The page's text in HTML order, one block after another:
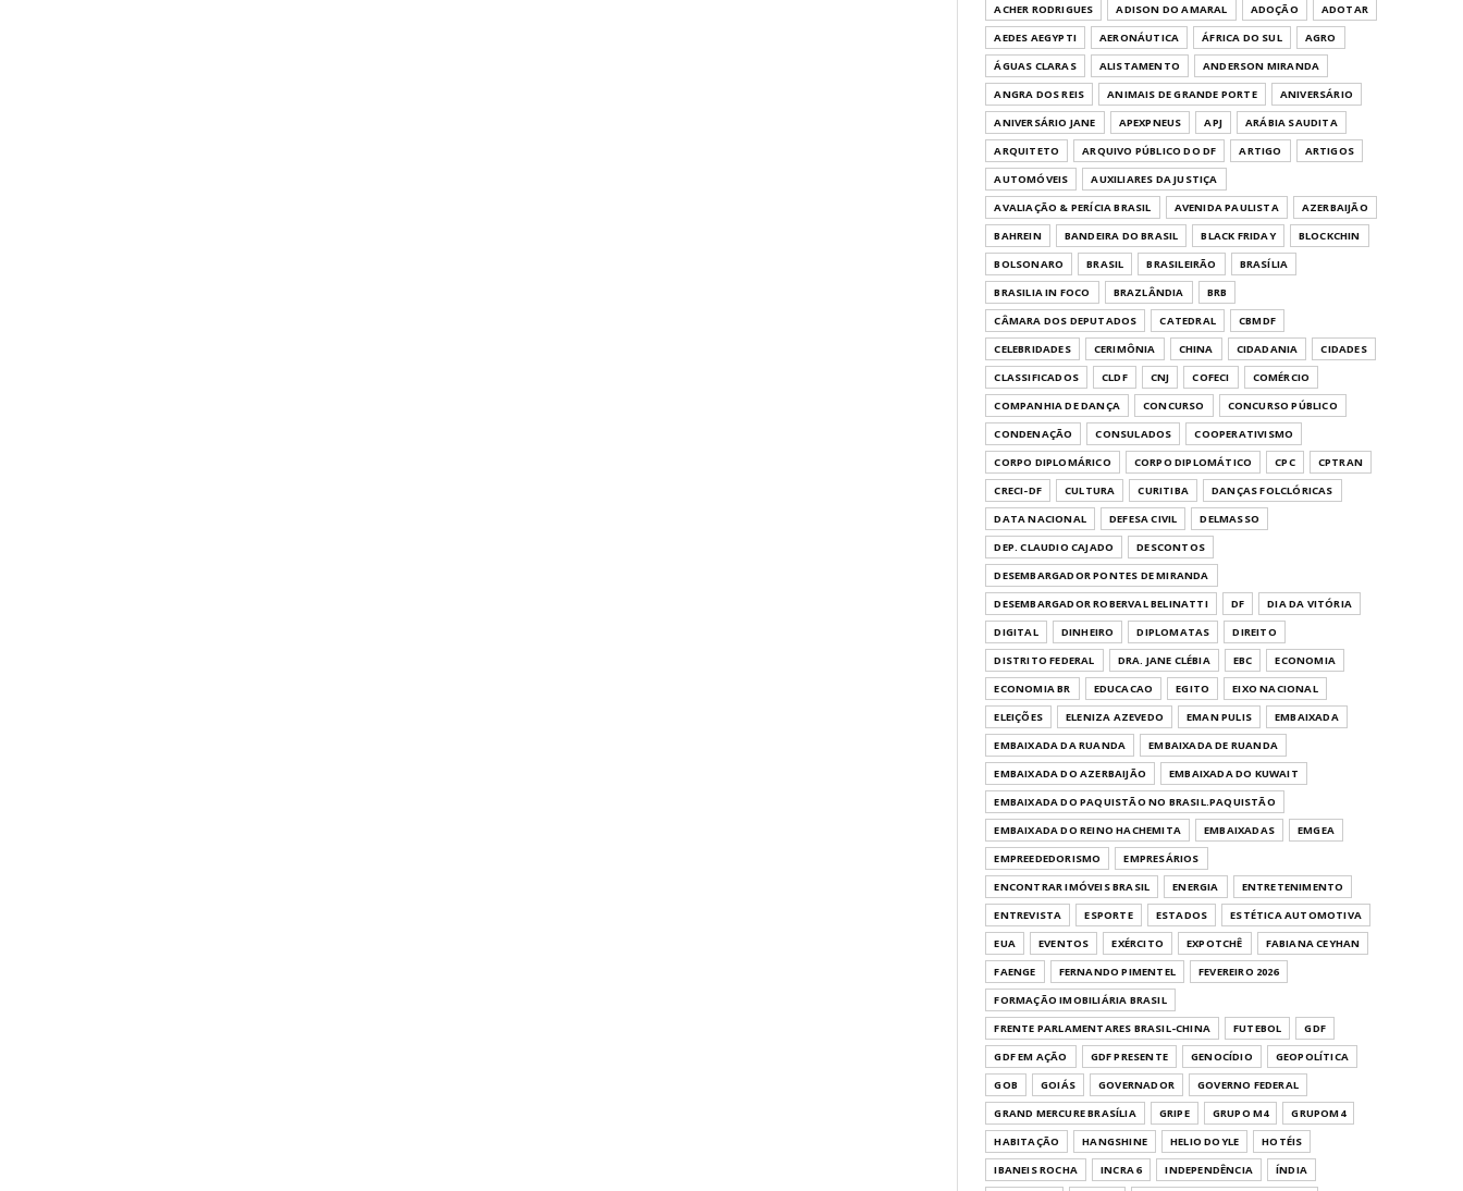
ACHER RODRIGUES
ADISON DO AMARAL ADOÇÃO
ADOTAR
AEDES AEGYPTI
AERONÁUTICA ÁFRICA DO SUL
AGRO
ÁGUAS CLARAS
ALISTAMENTO
ANDERSON MIRANDA
ANGRA DOS REIS
ANIMAIS DE GRANDE PORTE
ANIVERSÁRIO
ANIVERSÁRIO JANE
APEXPNEUS APJ
ARÁBIA SAUDITA
ARQUITETO
ARQUIVO PÚBLICO DO DF ARTIGO
ARTIGOS
AUTOMÓVEIS
AUXILIARES DA JUSTIÇA
AVALIAÇÃO & PERÍCIA BRASIL
AVENIDA PAULISTA
AZERBAIJÃO
BAHREIN
BANDEIRA DO BRASIL BLACK FRIDAY
BLOCKCHIN
BOLSONARO
BRASIL BRASILEIRÃO
BRASÍLIA
BRASILIA IN FOCO
BRAZLÂNDIA
BRB
CÂMARA DOS DEPUTADOS
CATEDRAL
CBMDF
CELEBRIDADES
CERIMÔNIA CHINA CIDADANIA
CIDADES
CLASSIFICADOS
CLDF CNJ COFECI
COMÉRCIO
COMPANHIA DE DANÇA
CONCURSO
CONCURSO PÚBLICO
CONDENAÇÃO
CONSULADOS
COOPERATIVISMO
CORPO DIPLOMÁRICO
CORPO DIPLOMÁTICO CPC
CPTRAN
CRECI-DF
CULTURA CURITIBA
DANÇAS FOLCLÓRICAS
DATA NACIONAL
DEFESA CIVIL
DELMASSO
DEP. CLAUDIO CAJADO
DESCONTOS
DESEMBARGADOR PONTES DE MIRANDA
DESEMBARGADOR ROBERVAL BELINATTI
DF
DIA DA VITÓRIA
DIGITAL
DINHEIRO DIPLOMATAS
DIREITO
DISTRITO FEDERAL
DRA. JANE CLÉBIA EBC
ECONOMIA
ECONOMIA BR
EDUCACAO EGITO
EIXO NACIONAL
ELEIÇÕES
ELENIZA AZEVEDO EMAN PULIS
EMBAIXADA
EMBAIXADA DA RUANDA
EMBAIXADA DE RUANDA
EMBAIXADA DO AZERBAIJÃO
EMBAIXADA DO KUWAIT
EMBAIXADA DO PAQUISTÃO NO BRASIL.PAQUISTÃO
EMBAIXADA DO REINO HACHEMITA
EMBAIXADAS
EMGEA
EMPREEDEDORISMO
EMPRESÁRIOS
ENCONTRAR IMÓVEIS BRASIL
ENERGIA
ENTRETENIMENTO
ENTREVISTA
ESPORTE ESTADOS
ESTÉTICA AUTOMOTIVA
EUA
EVENTOS EXÉRCITO EXPOTCHÊ
FABIANA CEYHAN
FAENGE
FERNANDO PIMENTEL
FEVEREIRO 2026
FORMAÇÃO IMOBILIÁRIA BRASIL
FRENTE PARLAMENTARES BRASIL-CHINA
FUTEBOL
GDF
GDF EM AÇÃO
GDF PRESENTE GENOCÍDIO
GEOPOLÍTICA
GOB
GOIÁS GOVERNADOR
GOVERNO FEDERAL
GRAND MERCURE BRASÍLIA
GRIPE GRUPO M4
GRUPOM4
HABITAÇÃO
HANGSHINE HELIO DOYLE
HOTÉIS
IBANEIS ROCHA
INCRA 6 INDEPENDÊNCIA
ÍNDIA